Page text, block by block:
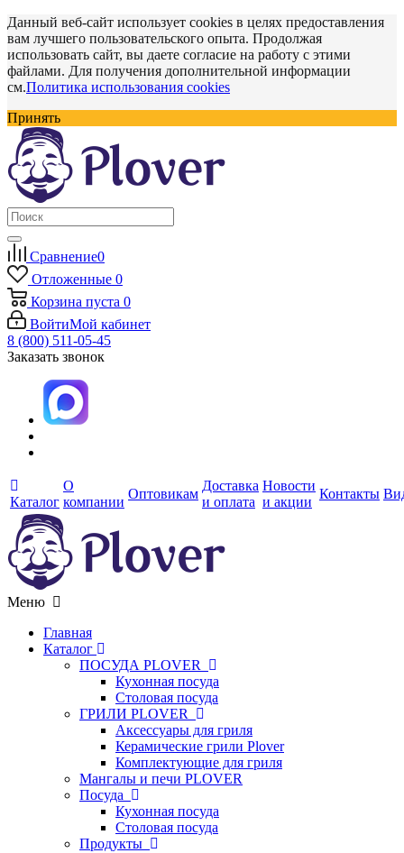
Данный веб-сайт использует cookies в целях предоставления
вам лучшего пользовательского опыта. Продолжая
использовать сайт, вы даете согласие на работу с этими
файлами. Для получения дополнительной информации
см.Политика использования cookies
Принять
Сравнение0
Отложенные 0
Корзина пуста 0
ВойтиМой кабинет
8 (800) 511-05-45
Заказать звонок
Каталог
О
компании
Оптовикам
Доставка
и оплата
Новости
и акции
Контакты
Меню
Главная
Каталог
ПОСУДА PLOVER
Кухонная посуда
Столовая посуда
ГРИЛИ PLOVER
Аксессуары для гриля
Керамические грили Plover
Комплектующие для гриля
Мангалы и печи PLOVER
Посуда
Кухонная посуда
Столовая посуда
Продукты